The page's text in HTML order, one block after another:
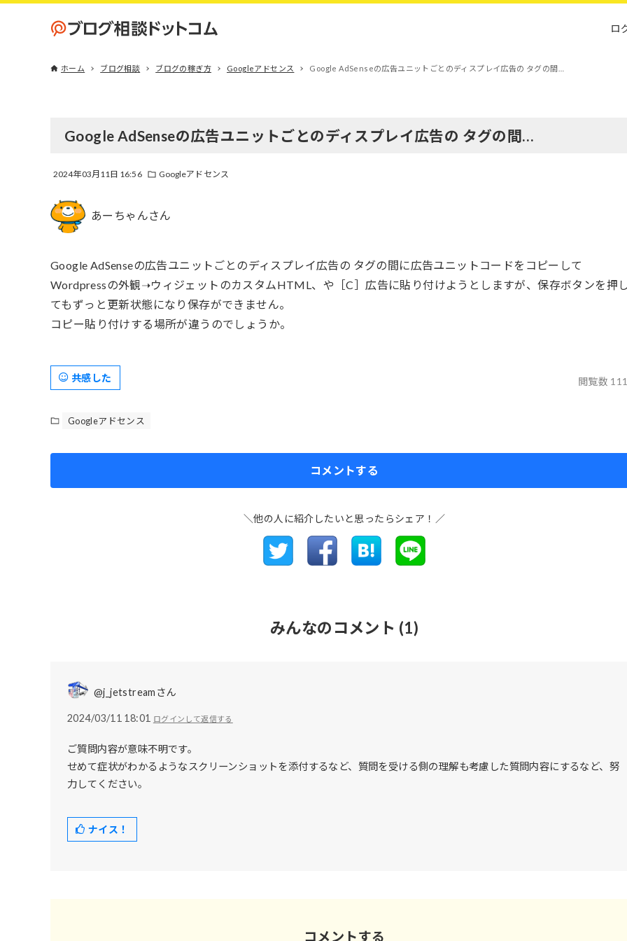
ロ
ホーム ブログ相談 ブログの稼ぎ方 Googleアドセンス Google AdSenseの広告ユニットごとのディスプレイ広告の タグの間…
Google AdSenseの広告ユニットごとのディスプレイ広告の タグの間…
2024年03月11日 16:56 Googleアドセンス
あーちゃんさん
Google AdSenseの広告ユニットごとのディスプレイ広告の タグの間に広告ユニットコードをコピーして
Wordpressの外観➝ウィジェットのカスタムHTML、や［C］広告に貼り付けようとしますが、保存ボタンを押
てもずっと更新状態になり保存ができません。
コピー貼り付けする場所が違うのでしょうか。
閲覧数
共感した
Googleアドセンス
コメントする
＼他の人に紹介したいと思ったらシェア！／
みんなのコメント (1)
@j_jetstreamさん
2024/03/11 18:01 ログインして返信する
ご質問内容が意味不明です。
せめて症状がわかるようなスクリーンショットを添付するなど、質問を受ける側の理解も考慮した質問内容にするなど、努
力してください。
ナイス！
コメントする